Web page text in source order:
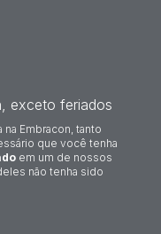
exceto feriados
na Embracon, tanto
que você tenha
em um de nossos
não tenha sido